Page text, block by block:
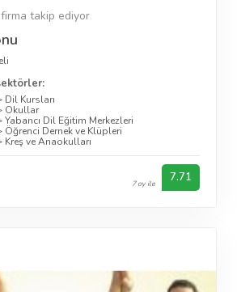
firma takip ediyor
Dil Kursları
Okullar
Yabancı Dil Eğitim Merkezleri
Öğrenci Dernek ve Klüpleri
Kreş ve Anaokulları
7 oy ile 7.71